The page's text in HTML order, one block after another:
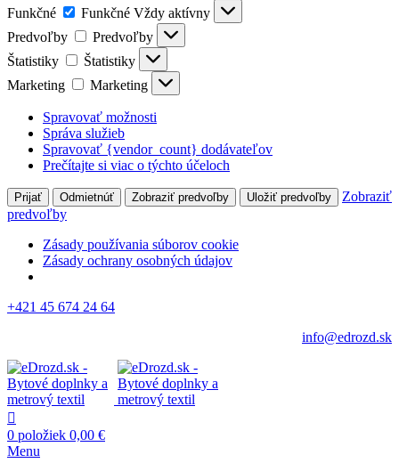
Funkčné
Funkčné Vždy aktívny
Predvoľby
Predvoľby
Štatistiky
Štatistiky
Marketing
Marketing
Spravovať možnosti
Správa služieb
Spravovať {vendor_count} dodávateľov
Prečítajte si viac o týchto účeloch
Prijať Odmietnúť Zobraziť predvoľby Uložiť predvoľby
Zobraziť
predvoľby
Zásady používania súborov cookie
Zásady ochrany osobných údajov
+421 45 674 24 64
info@edrozd.sk
0 položiek 0,00 €
Menu